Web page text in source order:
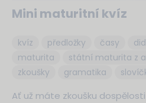
Mini maturitní kvíz
kvíz předložky časy
maturita
státní maturita z
zkoušky
gramatika
Ať už máte zkoušku